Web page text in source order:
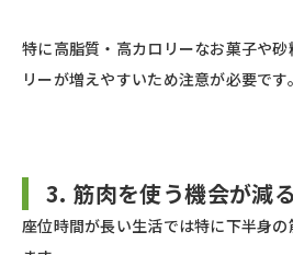
特に高脂質・高カロリーなお菓子や
リーが増えやすいため注意が必要です。
3. 筋肉を使う機会が減る
座位時間が長い生活では特に下半身